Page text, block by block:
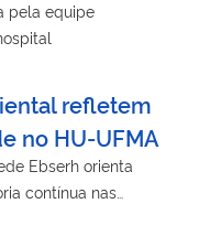
pela equipe
refletem
no HU-UFMA
Ebserh orienta
contínua nas